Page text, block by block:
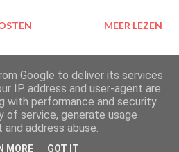
MEER LEZEN
door Blogger
vanmerrymoonmary
Google to deliver its services
IP address and user-agent are
with performance and security
of service, generate usage
address abuse.
MORE GOT IT